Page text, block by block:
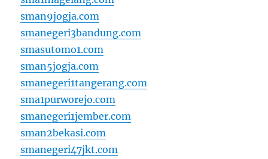
sman9jogja.com
smanegeri3bandung.com
smasutomo1.com
sman5jogja.com
smanegeri1tangerang.com
sma1purworejo.com
smanegeri1jember.com
sman2bekasi.com
smanegeri47jkt.com